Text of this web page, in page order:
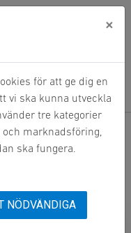
Lösenord
×
för att ge dig en
vi ska kunna utveckla
tre kategorier
och marknadsföring,
ska fungera.
NÖDVÄNDIGA